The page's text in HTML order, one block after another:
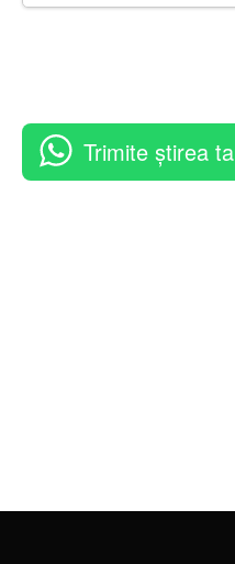
Trimite știrea